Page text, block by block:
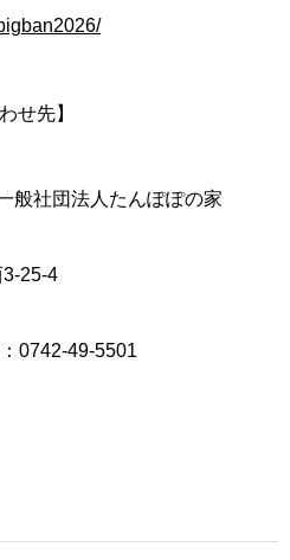
わせ先】
般社団法人たんぽぽの家
25-4
0742-49-5501